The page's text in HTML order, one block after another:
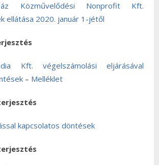
Közművelődési Nonprofit Kft.
ellátása 2020. január 1-jétől
Kft. végelszámolási eljárásával
– Melléklet
kapcsolatos döntések